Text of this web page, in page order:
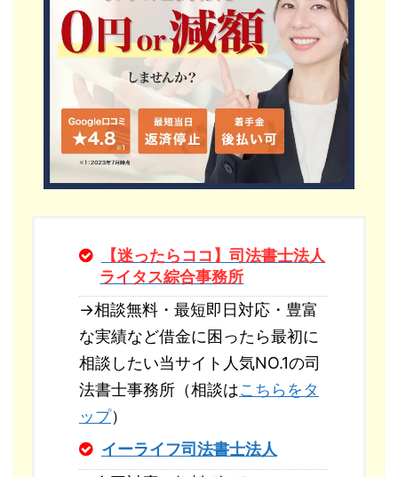
【迷ったらココ】司法書士法人
ライタス綜合事務所
→相談無料・最短即日対応・豊富
な実績など借金に困ったら最初に
相談したい当サイト人気NO.1の司
法書士事務所（相談はこちらをタ
ップ）
イーライフ司法書士法人